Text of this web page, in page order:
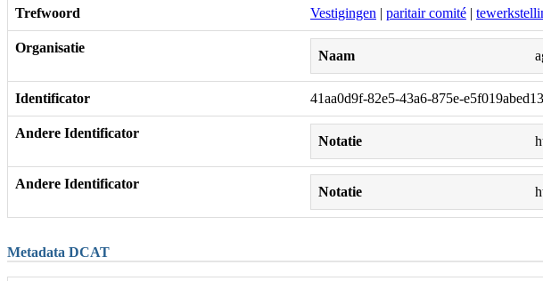
Trefwoord Vestigingen | paritair comité |
Organisatie
Naam
Identificator 41aa0d9f-82e5-43a6-875e-e5f019abed13
Andere Identificator
Notatie
Andere Identificator
Notatie
Metadata DCAT